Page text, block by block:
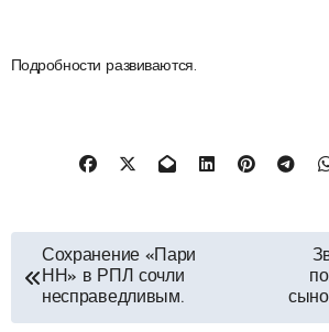
Подробности развиваются.
Навигация
по
Сохранение «Пари
НН» в РПЛ сочли
несправедливым.